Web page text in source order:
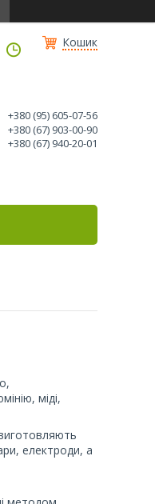
Кошик
+380 (95) 605-07-56
+380 (67) 903-00-90
+380 (67) 940-20-01
міді,
електроди, а